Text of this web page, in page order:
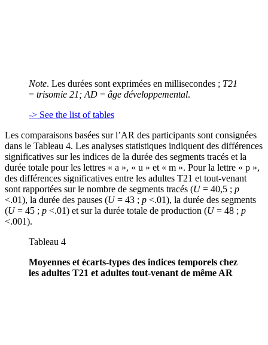
Note. Les durées sont exprimées en millisecondes ; T21
= trisomie 21; AD = âge développemental.
-> See the list of tables
Les comparaisons basées sur l’AR des participants sont consignées
dans le Tableau 4. Les analyses statistiques indiquent des différences
significatives sur les indices de la durée des segments tracés et la
durée totale pour les lettres « a », « u » et « m ». Pour la lettre « p »,
des différences significatives entre les adultes T21 et tout-venant
sont rapportées sur le nombre de segments tracés (U= 40,5 ; p
<.01), la durée des pauses (U= 43 ; p <.01), la durée des segments
(U= 45 ; p <.01) et sur la durée totale de production (U= 48 ; p
<.001).
Tableau 4
Moyennes et écarts-types des indices temporels chez
les adultes T21 et adultes tout-venant de même AR